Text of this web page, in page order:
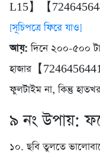
L15】【
[সূচিপত্রে ফিরে যাও]
আয়: দিনে ২০০-৫০০
হাজার【
ফুলটাইম না, কিন্তু
৯ নং উপায়:
১০. ছবি তুলতে